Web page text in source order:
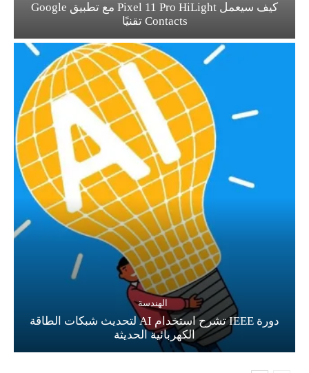
كيف سيعمل Pixel 11 Pro HiLight مع تطبيق Google
Contacts تقنيًا
الهندسة
دورة IEEE تشرح استخدام AI لتحديث شبكات الطاقة
الكهربائية الحديثة